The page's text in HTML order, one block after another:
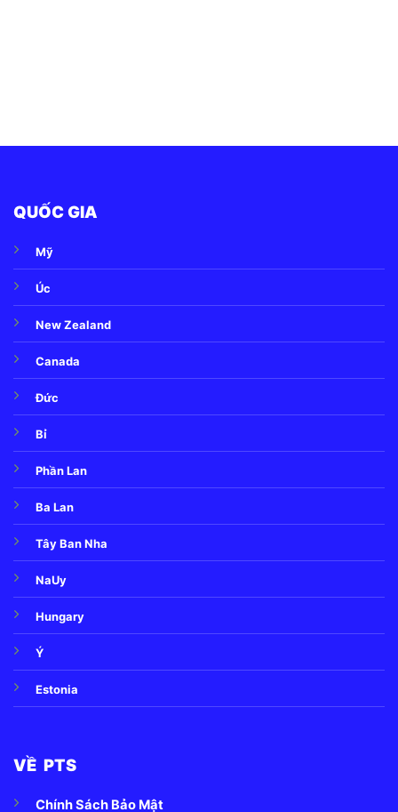
QUỐC GIA
Mỹ
Úc
New Zealand
Canada
Đức
Bỉ
Phần Lan
Ba Lan
Tây Ban Nha
NaUy
Hungary
Ý
Estonia
VỀ PTS
Chính Sách Bảo Mật